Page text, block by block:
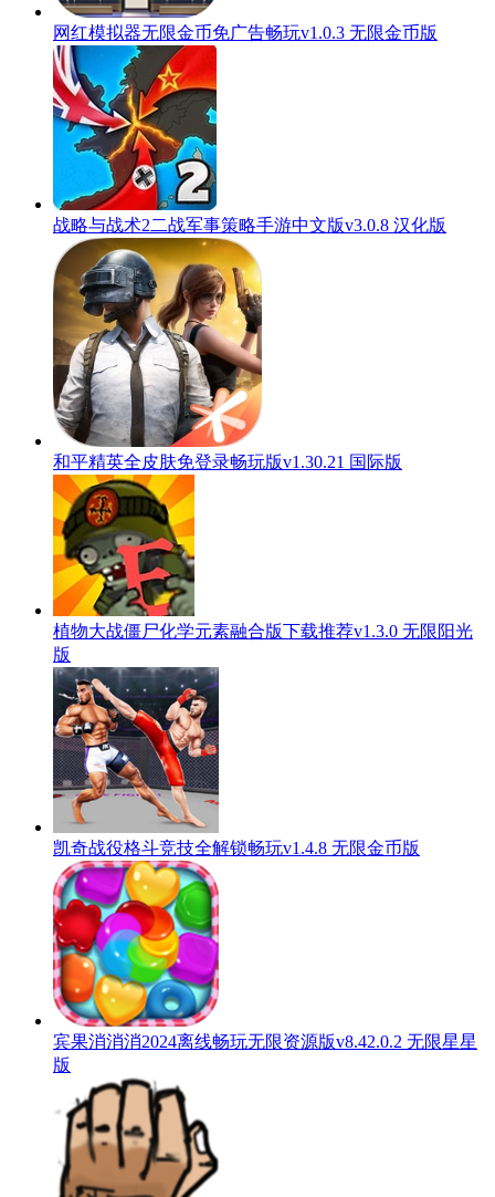
网红模拟器无限金币免广告畅玩v1.0.3 无限金币版
战略与战术2二战军事策略手游中文版v3.0.8 汉化版
和平精英全皮肤免登录畅玩版v1.30.21 国际版
植物大战僵尸化学元素融合版下载推荐v1.3.0 无限阳光
版
凯奇战役格斗竞技全解锁畅玩v1.4.8 无限金币版
宾果消消消2024离线畅玩无限资源版v8.42.0.2 无限星星
版